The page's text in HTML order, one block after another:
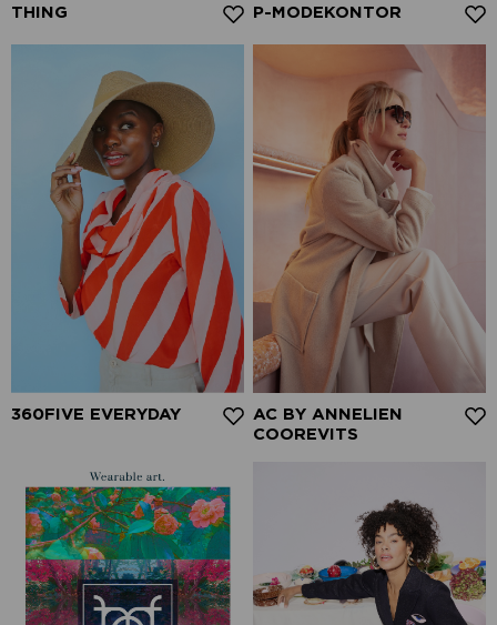
THING P-MODEKONTOR
360FIVE EVERYDAY
AC BY ANNELIEN
COOREVITS